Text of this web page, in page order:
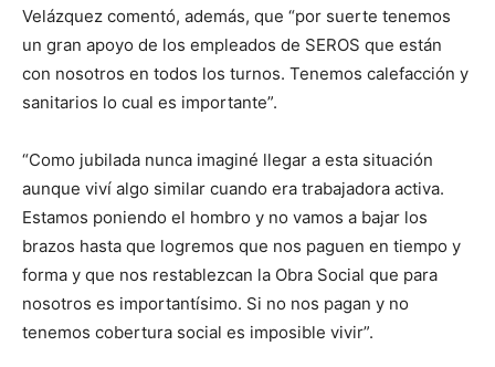
Velázquez comentó, además, que “por suerte tenemos
un gran apoyo de los empleados de SEROS que están
con nosotros en todos los turnos. Tenemos calefacción y
sanitarios lo cual es importante”.
“Como jubilada nunca imaginé llegar a esta situación
aunque viví algo similar cuando era trabajadora activa.
Estamos poniendo el hombro y no vamos a bajar los
brazos hasta que logremos que nos paguen en tiempo y
forma y que nos restablezcan la Obra Social que para
nosotros es importantísimo. Si no nos pagan y no
tenemos cobertura social es imposible vivir”.